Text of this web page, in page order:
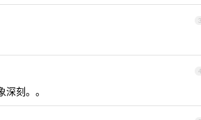
3
4
刻。。